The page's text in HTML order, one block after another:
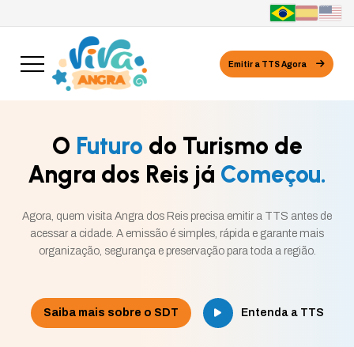
Emitir a TTS Agora
O Futuro do Turismo de
Angra dos Reis já Começou.
Agora, quem visita Angra dos Reis precisa emitir a TTS antes de
acessar a cidade. A emissão é simples, rápida e garante mais
organização, segurança e preservação para toda a região.
Saiba mais sobre o SDT Entenda a TTS